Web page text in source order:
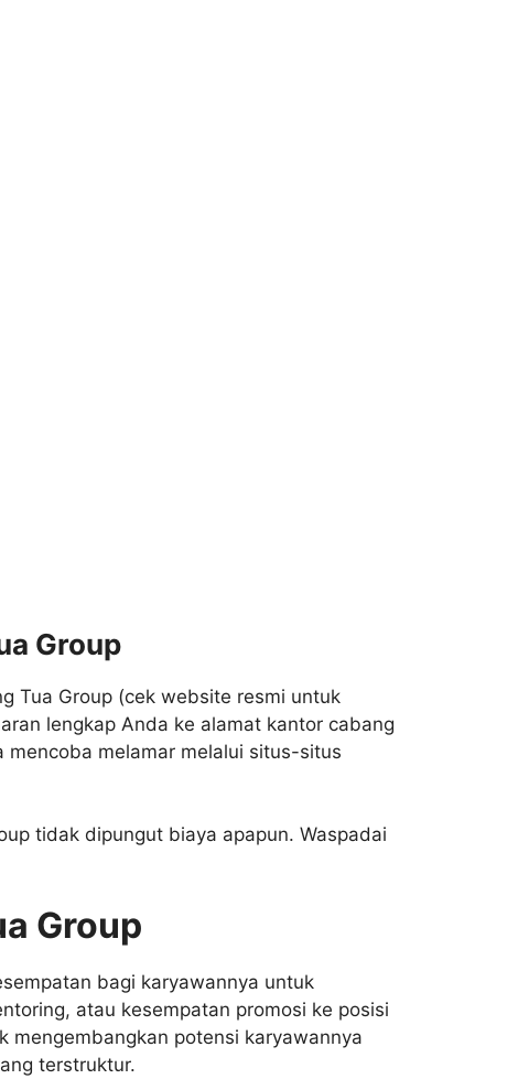
Group
Tua Group (cek website resmi untuk
lengkap Anda ke alamat kantor cabang
mencoba melamar melalui situs-situs
tidak dipungut biaya apapun. Waspadai
Group
bagi karyawannya untuk
atau kesempatan promosi ke posisi
mengembangkan potensi karyawannya
terstruktur.